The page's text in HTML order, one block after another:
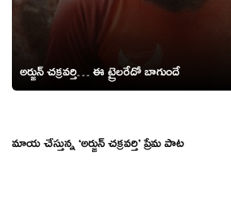
అర్జున్ చక్రవర్తి… ఈ ట్రైలరేదో బాగుందే
మాయ చేస్తున్న ‘అర్జున్ చక్రవర్తి’ ప్రేమ పాట